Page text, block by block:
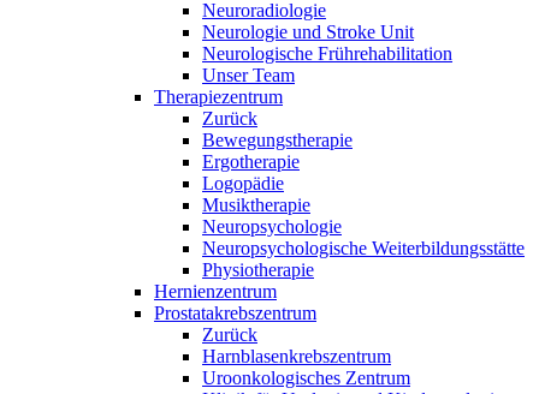
Neuroradiologie
Neurologie und Stroke Unit
Neurologische Frührehabilitation
Unser Team
Therapiezentrum
Zurück
Bewegungstherapie
Ergotherapie
Logopädie
Musiktherapie
Neuropsychologie
Neuropsychologische Weiterbildungsstätte
Physiotherapie
Hernienzentrum
Prostatakrebszentrum
Zurück
Harnblasenkrebszentrum
Uroonkologisches Zentrum